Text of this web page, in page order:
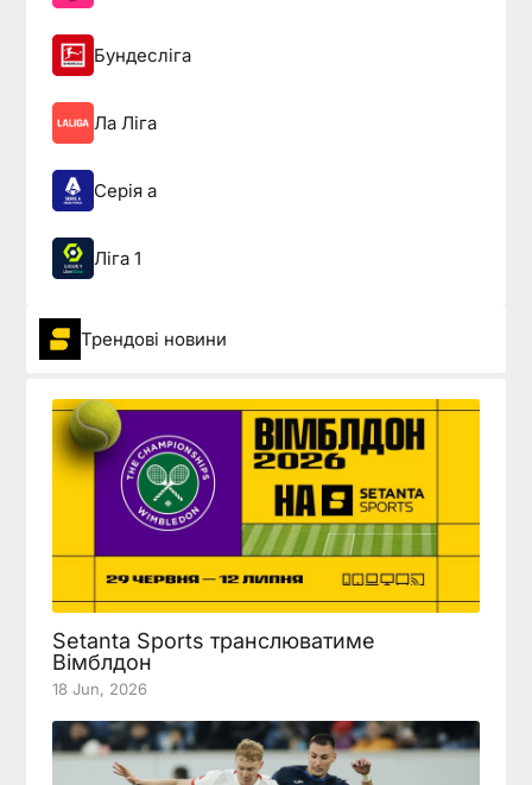
Бундесліга
Ла Ліга
Серія а
Ліга 1
Трендові новини
Setanta Sports транслюватиме
Вімблдон
18 Jun, 2026